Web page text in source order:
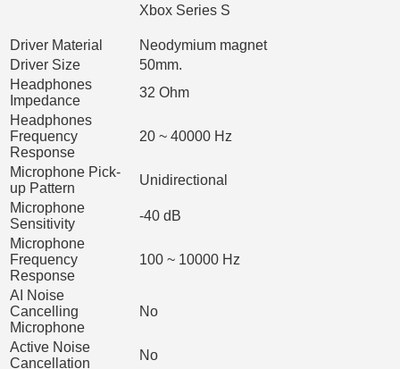
Driver Size
50mm.
Headphones
Impedance
Headphones
Frequency
Response
Microphone Pick-
up Pattern
Microphone
Sensitivity
Microphone
Frequency
Response
AI Noise
Cancelling
Microphone
Active Noise
Cancellation